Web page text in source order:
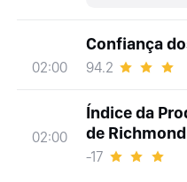
02:00
Confiança
94.2
02:00
Índice da
de Richmond
-17